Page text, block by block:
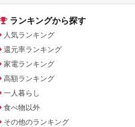
ランキングから探す
人気ランキング
還元率ランキング
家電ランキング
高額ランキング
一人暮らし
食べ物以外
その他のランキング